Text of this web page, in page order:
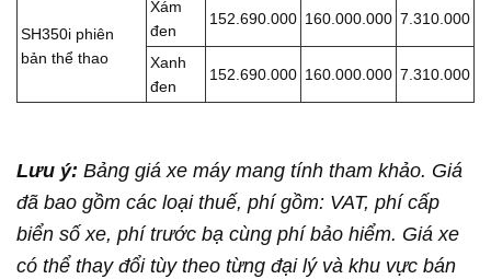
SH350i phiên
bản thể thao
Xám
đen
152.690.000 160.000.000 7.310.000
Xanh
đen
152.690.000 160.000.000 7.310.000
Lưu ý: Bảng giá xe máy mang tính tham khảo. Giá
đã bao gồm các loại thuế, phí gồm: VAT, phí cấp
biển số xe, phí trước bạ cùng phí bảo hiểm. Giá xe
có thể thay đổi tùy theo từng đại lý và khu vực bán